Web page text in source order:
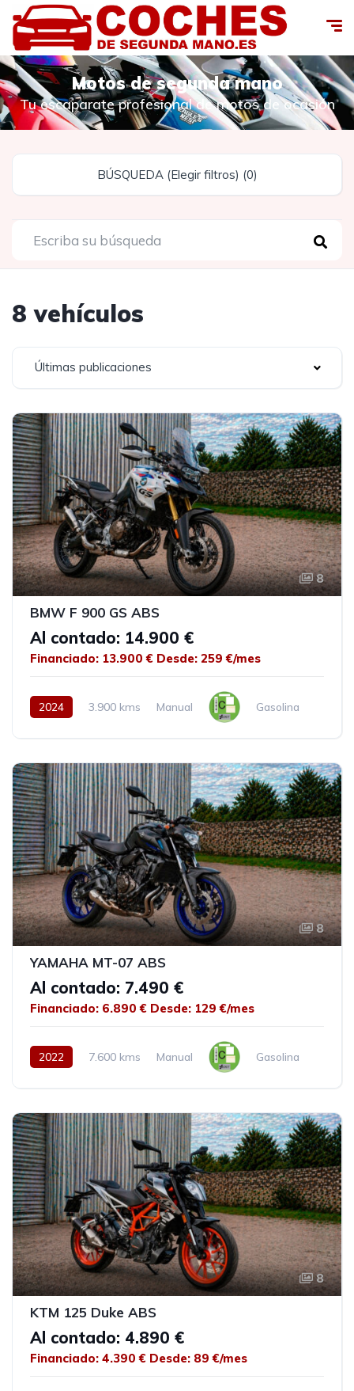
Motos de segunda mano
Tu escaparate profesional de motos de ocasión
BÚSQUEDA (Elegir filtros) (0)
8 vehículos
Últimas publicaciones
8
BMW F 900 GS ABS
Al contado: 14.900 €
Financiado: 13.900 € Desde: 259 €/mes
2024 3.900 kms Manual Gasolina
8
YAMAHA MT-07 ABS
Al contado: 7.490 €
Financiado: 6.890 € Desde: 129 €/mes
2022 7.600 kms Manual Gasolina
8
KTM 125 Duke ABS
Al contado: 4.890 €
Financiado: 4.390 € Desde: 89 €/mes